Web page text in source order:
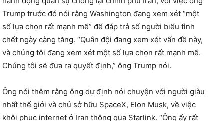
Trump trước đó nói rằng Washington đang xem xét “một
số lựa chọn rất mạnh mẽ” để đáp trả số người biểu tình
chết ngày càng tăng. “Quân đội đang xem xét vấn đề này,
và chúng tôi đang xem xét một số lựa chọn rất mạnh mẽ.
Chúng tôi sẽ đưa ra quyết định,” ông Trump nói.
Ông nói thêm rằng ông dự định nói chuyện với người giàu
nhất thế giới và chủ sở hữu SpaceX, Elon Musk, về việc
khôi phục internet ở Iran thông qua Starlink. “Ông ấy rất